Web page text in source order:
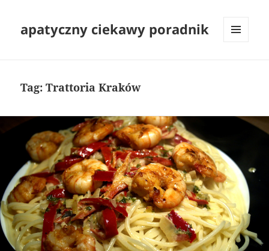
apatyczny ciekawy poradnik
Tag:Trattoria Kraków